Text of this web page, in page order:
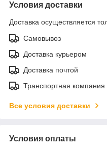
Условия доставки
Доставка осуществляется
Самовывоз
Доставка курьером
Доставка почтой
Транспортная компания
Все условия доставки
Условия оплаты